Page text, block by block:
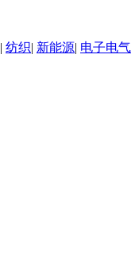
| 纺织| 新能源| 电子电气